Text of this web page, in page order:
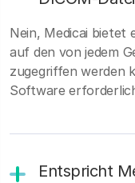
Nein, Medicai bietet
auf den von jedem
zugegriffen werden
Software
Entspricht